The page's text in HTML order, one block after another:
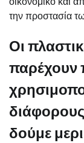
την προστασία
Οι
παρέχουν
δούμε